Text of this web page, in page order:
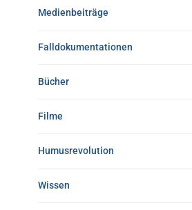
Medienbeiträge
Falldokumentationen
Bücher
Filme
Humusrevolution
Wissen